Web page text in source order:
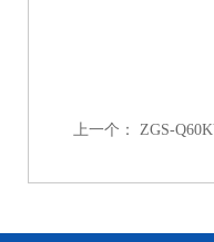
上一个： ZGS-